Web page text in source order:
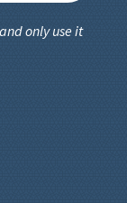
only use it